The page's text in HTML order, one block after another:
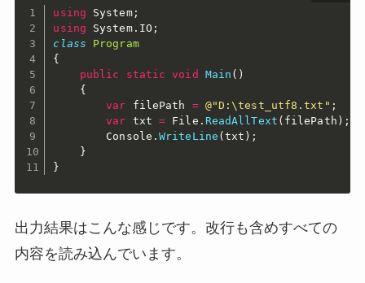
using System;
using System. IO ;
class
Program
{
public
static void Main ( )
{
var filePath = @"D:\test_utf8.txt" ;
var txt = File . ReadAllText ( filePath ) ;
        Console
.WriteLine (txt ) ;
}
}
出力結果はこんな感じです。改行も含めすべての
内容を読み込んでいます。